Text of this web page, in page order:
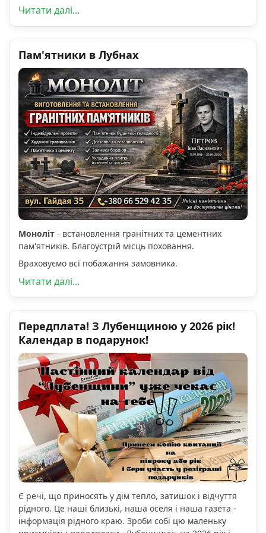
Читати далі...
Пам'ятники в Лубнах
Моноліт - встановлення гранітних та цементних
пам'ятників. Благоустрій місць поховання.
Враховуємо всі побажання замовника.
Читати далі...
Передплата! З Лубенщиною у 2026 рік!
Календар в подарунок!
Є речі, що приносять у дім тепло, затишок і відчуття
рідного. Це наші близькі, наша оселя і наша газета -
інформація рідного краю. Зроби собі цю маленьку